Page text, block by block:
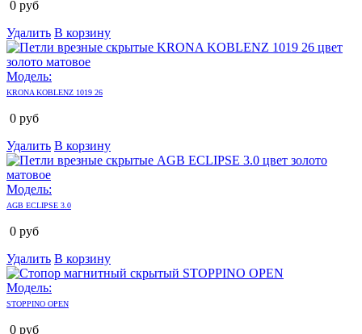
0 руб
Удалить В корзину
Модель:
KRONA KOBLENZ 1019 26
0 руб
Удалить В корзину
Модель:
AGB ECLIPSE 3.0
0 руб
Удалить В корзину
Модель:
STOPPINO OPEN
0 руб